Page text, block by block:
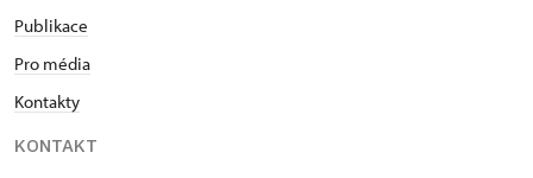
Publikace
Pro média
Kontakty
KONTAKT